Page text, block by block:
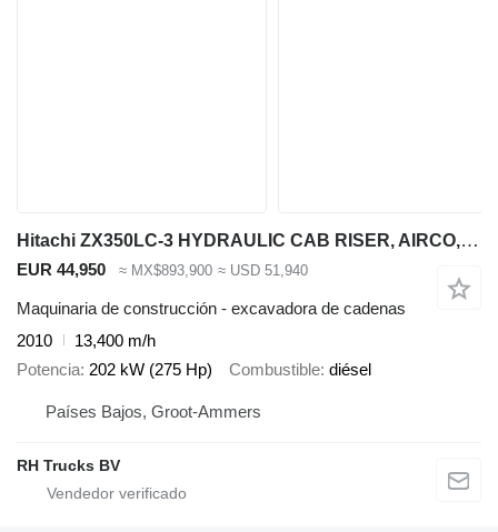
Hitachi ZX350LC-3 HYDRAULIC CAB RISER, AIRCO, AUXILIARY HYDRAULIC PLUMBI
EUR 44,950 ≈ MX$893,900 ≈ USD 51,940
Maquinaria de construcción - excavadora de cadenas
2010
13,400 m/h
Potencia 202 kW (275 Hp) Combustible diésel
Países Bajos, Groot-Ammers
RH Trucks BV